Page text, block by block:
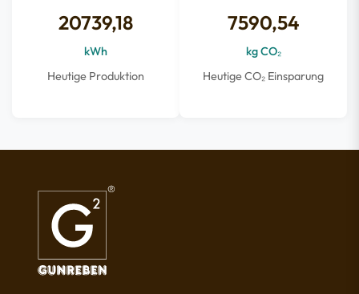
20739,18
kWh
Heutige Produktion
7590,54
kg CO₂
Heutige CO₂ Einsparung